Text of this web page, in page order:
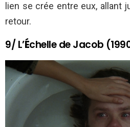
lien se crée entre eux, allant
retour.
9/ L’Échelle de Jacob